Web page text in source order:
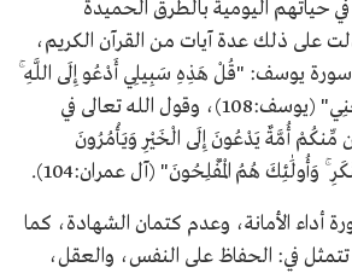
حياتهم اليومية بالطرق الحميدة
على ذلك عدة آيات من القرآن الكريم،
سورة يوسف: "قُلْ هَذِهِ سَبِيلِي أَدْعُو إِلَى اللَّهِ
عَلَىٰ بَصِيرَةٍ أَنَا وَمَنِ اتَّبَعَنِي" (يوسف:108)، وقول الله تعالى في
أُمَّةٌ يَدْعُونَ إِلَى الْخَيْرِ وَيَأْمُرُونَ
وَأُولَٰئِكَ هُمُ الْمُفْلِحُونَ" (آل عمران:104).
أداء الأمانة، وعدم كتمان الشهادة، كما
في: الحفاظ على النفس، والعقل،